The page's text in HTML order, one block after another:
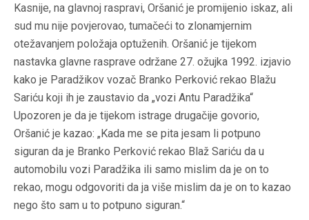
Kasnije, na glavnoj raspravi, Oršanić je promijenio iskaz, ali
sud mu nije povjerovao, tumačeći to zlonamjernim
otežavanjem položaja optuženih. Oršanić je tijekom
nastavka glavne rasprave održane 27. ožujka 1992. izjavio
kako je Paradžikov vozač Branko Perković rekao Blažu
Sariću koji ih je zaustavio da „vozi Antu Paradžika“
Upozoren je da je tijekom istrage drugačije govorio,
Oršanić je kazao: „Kada me se pita jesam li potpuno
siguran da je Branko Perković rekao Blaž Sariću da u
automobilu vozi Paradžika ili samo mislim da je on to
rekao, mogu odgovoriti da ja više mislim da je on to kazao
nego što sam u to potpuno siguran.“